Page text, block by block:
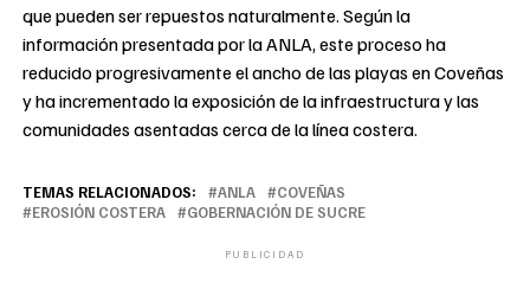
que pueden ser repuestos naturalmente. Según la
información presentada por la ANLA, este proceso ha
reducido progresivamente el ancho de las playas en Coveñas
y ha incrementado la exposición de la infraestructura y las
comunidades asentadas cerca de la línea costera.
TEMAS RELACIONADOS: ANLA
COVEÑAS
EROSIÓN COSTERA
GOBERNACIÓN DE SUCRE
PUBLICIDAD